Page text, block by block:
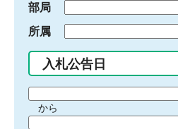
部局
所属
入札公告日
間から